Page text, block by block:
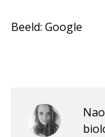
Beeld: Google